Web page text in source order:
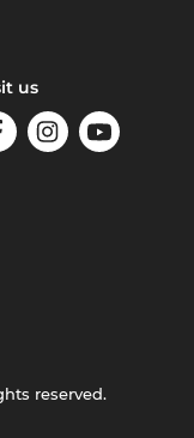
us
reserved.